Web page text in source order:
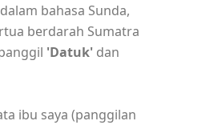
bahasa Sunda,
berdarah Sumatra
'Datuk' dan
ibu saya (panggilan